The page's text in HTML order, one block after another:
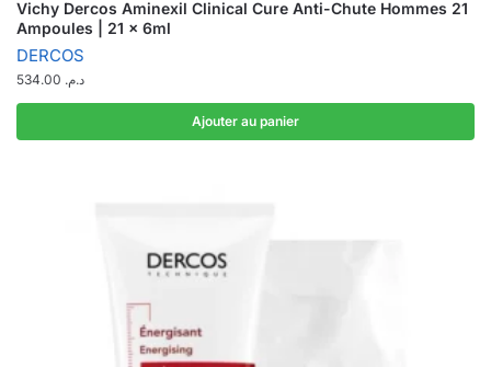
Vichy Dercos Aminexil Clinical Cure Anti-Chute Hommes 21
Ampoules | 21 x 6ml
DERCOS
د.م.
Ajouter au panier